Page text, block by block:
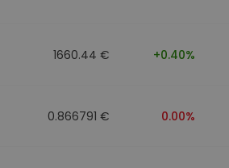
1660.44 € +0.40%
0.866791 € 0.00%